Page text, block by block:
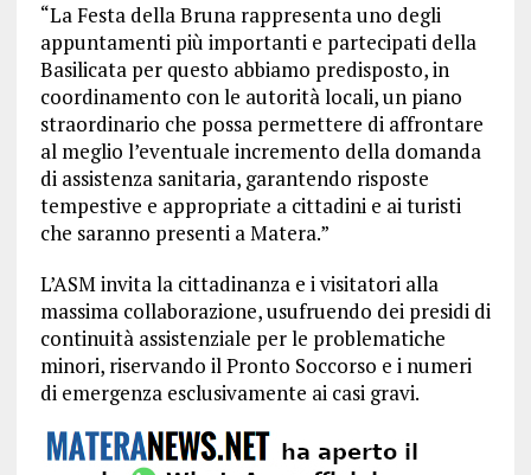
“La Festa della Bruna rappresenta uno degli
appuntamenti più importanti e partecipati della
Basilicata per questo abbiamo predisposto, in
coordinamento con le autorità locali, un piano
straordinario che possa permettere di affrontare
al meglio l’eventuale incremento della domanda
di assistenza sanitaria, garantendo risposte
tempestive e appropriate a cittadini e ai turisti
che saranno presenti a Matera.”
L’ASM invita la cittadinanza e i visitatori alla
massima collaborazione, usufruendo dei presidi di
continuità assistenziale per le problematiche
minori, riservando il Pronto Soccorso e i numeri
di emergenza esclusivamente ai casi gravi.